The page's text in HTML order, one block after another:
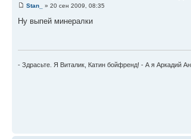
Stan_ » 20 сен 2009, 08:35
Ну выпей минералки
- Здрасьте. Я Виталик, Катин бойфренд! - А я Аркадий